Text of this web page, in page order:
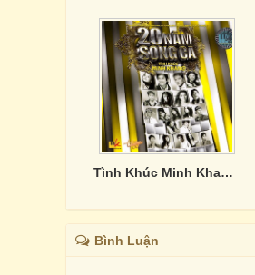
Tình Khúc Minh Khang - 20 Năm Song Ca
Bình Luận